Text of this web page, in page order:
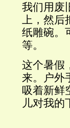
我们用废
上，然
纸雕碗。
等。
这个暑假
来。户外
吸着新鲜
儿对我的